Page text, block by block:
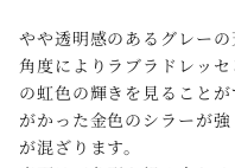
やや透明感のあるグレー
角度によりラブラドレッ
の虹色の輝きを見ること
がかった金色のシラーが
が混ざります。